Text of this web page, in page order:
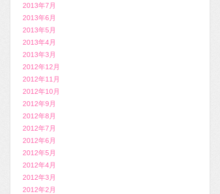
2013年7月
2013年6月
2013年5月
2013年4月
2013年3月
2012年12月
2012年11月
2012年10月
2012年9月
2012年8月
2012年7月
2012年6月
2012年5月
2012年4月
2012年3月
2012年2月